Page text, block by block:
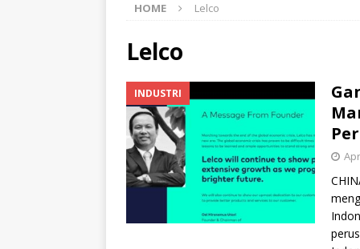
HOME Lelco
Lelco
INDUSTRI